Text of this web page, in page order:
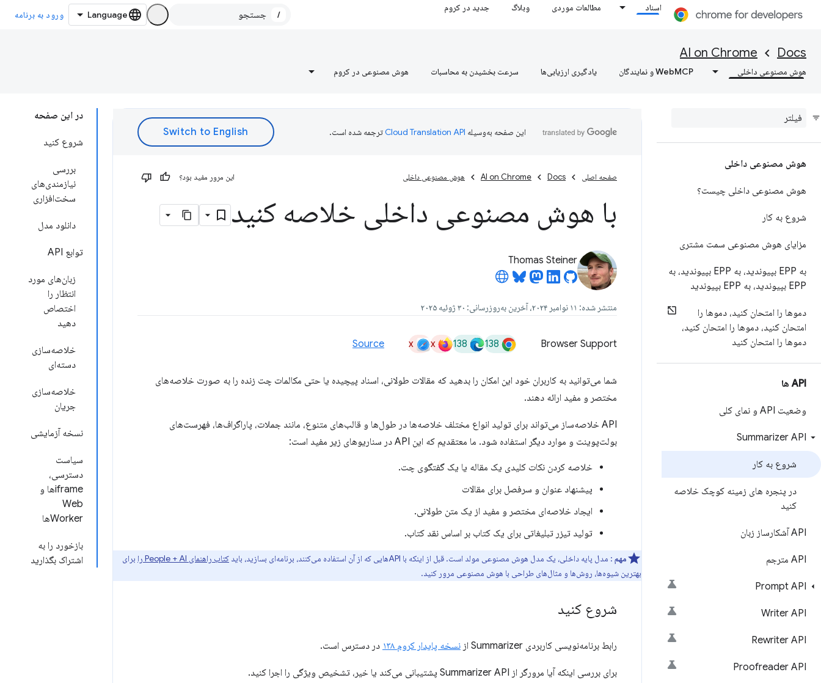
اسناد مطالعات موردی وبلاگ جدید در کروم
/ ورود به برنامه
Docs
AI on Chrome
هوش مصنوعی داخلی WebMCP و نمایندگان یادگیری ارزیابی‌ها سرعت بخشیدن به محاسبات هوش مصنوعی در کروم
هوش مصنوعی داخلی
هوش مصنوعی داخلی چیست؟
شروع به کار
مزایای هوش مصنوعی سمت مشتری
به EPP بپیوندید، به EPP بپیوندید، به
EPP بپیوندید، به EPP بپیوندید
دموها را امتحان کنید، دموها را
امتحان کنید، دموها را امتحان کنید،
دموها را امتحان کنید
API ها
وضعیت API و نمای کلی
Summarizer API
شروع به کار
در پنجره های زمینه کوچک خلاصه
کنید
API آشکارساز زبان
API مترجم
Prompt API
Writer API
Rewriter API
Proofreader API
در این صفحه
شروع کنید
بررسی
نیازمندی‌های
سخت‌افزاری
دانلود مدل
توابع API
زبان‌های مورد
انتظار را
اختصاص
دهید
خلاصه‌سازی
دسته‌ای
خلاصه‌سازی
جریان
نسخه آزمایشی
سیاست
دسترسی،
iframeها و
Web
Workerها
بازخورد را به
اشتراک بگذارید
این صفحه به‌وسیله ترجمه شده است.
صفحه اصلی Docs
AI on Chrome هوش مصنوعی داخلی این مرور مفید بود؟
با هوش مصنوعی داخلی خلاصه کنید
Thomas Steiner
منتشر شده: ۱۱ نوامبر ۲۰۲۴، آخرین به‌روزرسانی: ۳۰ ژوئیه ۲۰۲۵
Browser Support
138
138
x
x
Source
شما می‌توانید به کاربران خود این امکان را بدهید که مقالات طولانی، اسناد پیچیده یا حتی مکالمات چت زنده را به صورت خلاصه‌های
مختصر و مفید ارائه دهند.
API خلاصه‌ساز می‌تواند برای تولید انواع مختلف خلاصه‌ها در طول‌ها و قالب‌های متنوع، مانند جملات، پاراگراف‌ها، فهرست‌های
بولت‌پوینت و موارد دیگر استفاده شود. ما معتقدیم که این API در سناریوهای زیر مفید است:
خلاصه کردن نکات کلیدی یک مقاله یا یک گفتگوی چت.
پیشنهاد عنوان و سرفصل برای مقالات
ایجاد خلاصه‌ای مختصر و مفید از یک متن طولانی.
تولید تیزر تبلیغاتی برای یک کتاب بر اساس نقد کتاب.
مهم : مدل پایه داخلی، یک مدل هوش مصنوعی مولد است. قبل از اینکه با APIهایی که از آن استفاده می‌کنند، برنامه‌ای بسازید، باید کتاب راهنمای People + AI را
برای
بهترین شیوه‌ها، روش‌ها و مثال‌های طراحی با هوش مصنوعی مرور کنید.
شروع کنید
رابط برنامه‌نویسی کاربردی Summarizer از نسخه پایدار کروم ۱۳۸ در دسترس است.
برای بررسی اینکه آیا مرورگر از Summarizer API پشتیبانی می‌کند یا خیر، تشخیص ویژگی را اجرا کنید.